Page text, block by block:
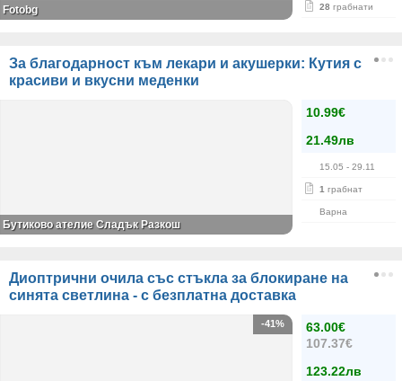
28 грабнати
Fotobg
За благодарност към лекари и акушерки: Кутия с
красиви и вкусни меденки
10.99€
21.49лв
15.05 - 29.11
1 грабнат
Варна
Бутиково ателие Сладък Разкош
Диоптрични очила със стъкла за блокиране на
синята светлина - с безплатна доставка
63.00€
107.37€
123.22лв
-41%